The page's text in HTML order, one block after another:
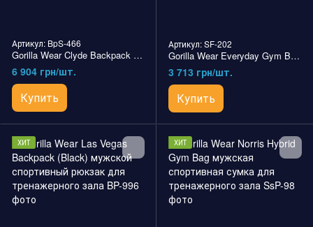
Артикул: BpS-466
Gorilla Wear Clyde Backpack (Black) спортивный мужской рюкзак для тренажерного зала
6 904 грн/шт.
Купить
Артикул: SF-202
Gorilla Wear Everyday Gym Bag (Black) спортивная унисекс сумка для тренажерного зала
3 713 грн/шт.
Купить
ХИТ ХИТ